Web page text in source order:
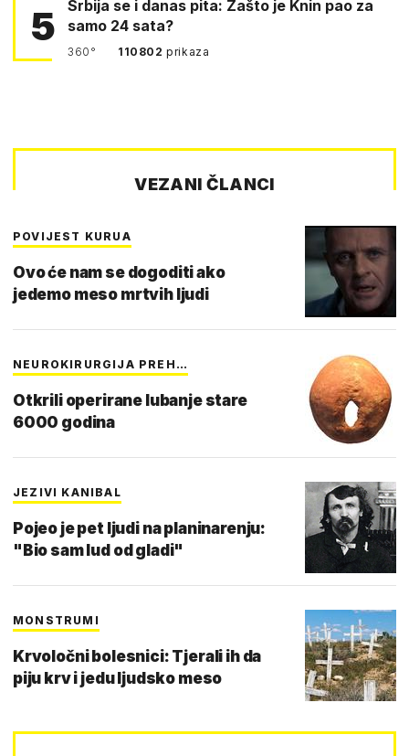
5
Srbija se i danas pita: Zašto je Knin pao za
samo 24 sata?
360° 110802prikaza
VEZANI ČLANCI
POVIJEST KURUA
Ovo će nam se dogoditi ako
jedemo meso mrtvih ljudi
NEUROKIRURGIJA PREH…
Otkrili operirane lubanje stare
6000 godina
JEZIVI KANIBAL
Pojeo je pet ljudi na planinarenju:
"Bio sam lud od gladi"
MONSTRUMI
Krvoločni bolesnici: Tjerali ih da
piju krv i jedu ljudsko meso